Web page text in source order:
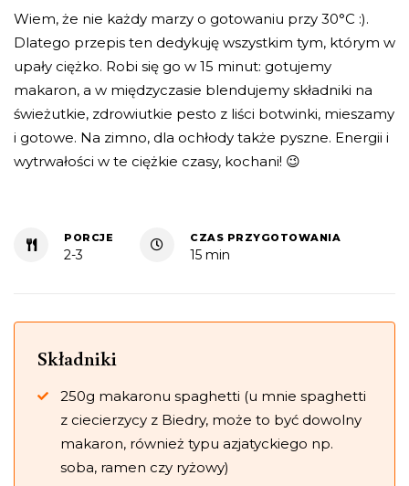
Wiem, że nie każdy marzy o gotowaniu przy 30°C :).
Dlatego przepis ten dedykuję wszystkim tym, którym w
upały ciężko. Robi się go w 15 minut: gotujemy
makaron, a w międzyczasie blendujemy składniki na
świeżutkie, zdrowiutkie pesto z liści botwinki, mieszamy
i gotowe. Na zimno, dla ochłody także pyszne. Energii i
wytrwałości w te ciężkie czasy, kochani! 😉
PORCJE
2-3
CZAS PRZYGOTOWANIA
15 min
Składniki
250g makaronu spaghetti (u mnie spaghetti
z ciecierzycy z Biedry, może to być dowolny
makaron, również typu azjatyckiego np.
soba, ramen czy ryżowy)